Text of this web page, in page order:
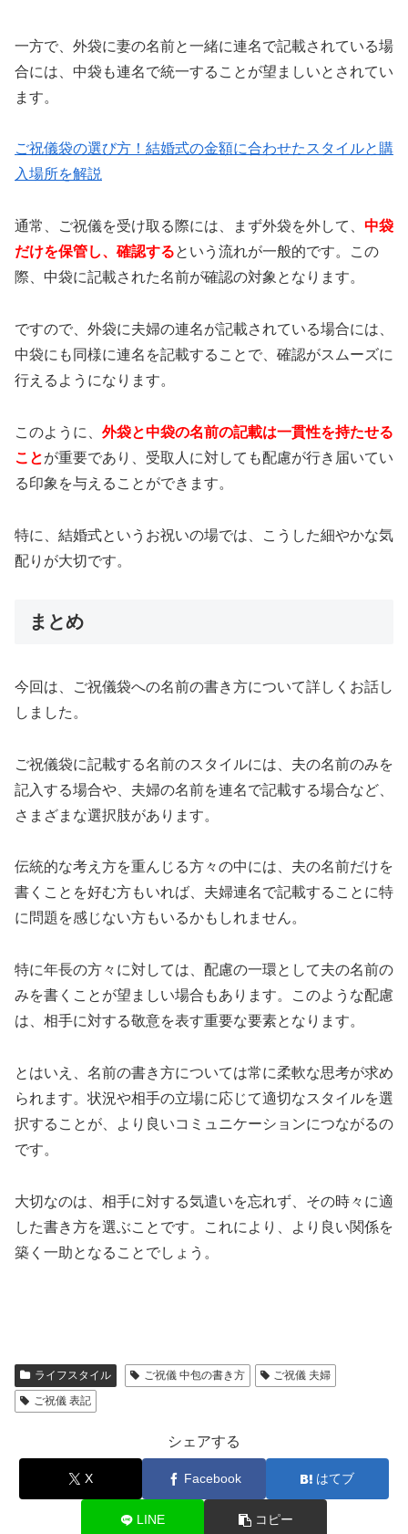
一方で、外袋に妻の名前と一緒に連名で記載されている場
合には、中袋も連名で統一することが望ましいとされてい
ます。
ご祝儀袋の選び方！結婚式の金額に合わせたスタイルと購
入場所を解説
通常、ご祝儀を受け取る際には、まず外袋を外して、 中袋
だけを保管し、確認するという流れが一般的です。この
際、中袋に記載された名前が確認の対象となります。
ですので、外袋に夫婦の連名が記載されている場合には、
中袋にも同様に連名を記載することで、確認がスムーズに
行えるようになります。
このように、 外袋と中袋の名前の記載は一貫性を持たせる
ことが重要であり、受取人に対しても配慮が行き届いてい
る印象を与えることができます。
特に、結婚式というお祝いの場では、こうした細やかな気
配りが大切です。
まとめ
今回は、ご祝儀袋への名前の書き方について詳しくお話し
しました。
ご祝儀袋に記載する名前のスタイルには、夫の名前のみを
記入する場合や、夫婦の名前を連名で記載する場合など、
さまざまな選択肢があります。
伝統的な考え方を重んじる方々の中には、夫の名前だけを
書くことを好む方もいれば、夫婦連名で記載することに特
に問題を感じない方もいるかもしれません。
特に年長の方々に対しては、配慮の一環として夫の名前の
みを書くことが望ましい場合もあります。このような配慮
は、相手に対する敬意を表す重要な要素となります。
とはいえ、名前の書き方については常に柔軟な思考が求め
られます。状況や相手の立場に応じて適切なスタイルを選
択することが、より良いコミュニケーションにつながるの
です。
大切なのは、相手に対する気遣いを忘れず、その時々に適
した書き方を選ぶことです。これにより、より良い関係を
築く一助となることでしょう。
ライフスタイル ご祝儀 中包の書き方
ご祝儀 夫婦
ご祝儀 表記
シェアする
X Facebook はてブ
LINE コピー